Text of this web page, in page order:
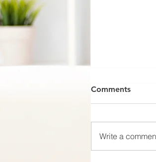
賊人入屋行
Comments
Write a